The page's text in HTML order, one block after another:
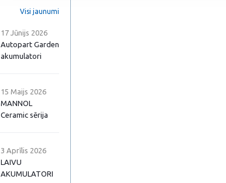
Visi jaunumi
17 Jūnijs 2026
Autopart Garden
akumulatori
15 Maijs 2026
MANNOL
Ceramic sērija
3 Aprīlis 2026
LAIVU
AKUMULATORI